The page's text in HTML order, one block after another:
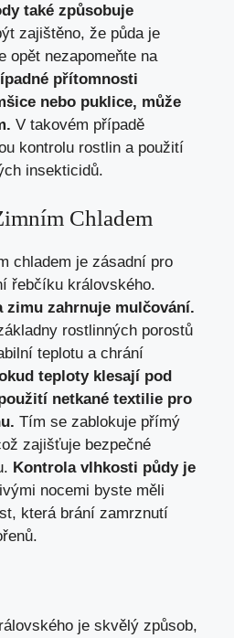
také způsobuje
zajištěno, že půda je
opět nezapomeňte na
přítomnosti
nebo puklice, může
V takovém případě
kontrolu rostlin a použití
insekticidů.
Chladem
chladem je zásadní pro
řebčíku královského.
zimu zahrnuje mulčování.
rostlinných porostů
teplotu a chrání
teploty klesají pod
netkané textilie pro
Tím se zablokuje přímý
zajišťuje bezpečné
Kontrola vlhkosti půdy je
nocemi byste měli
která brání zamrznutí
je skvělý způsob,